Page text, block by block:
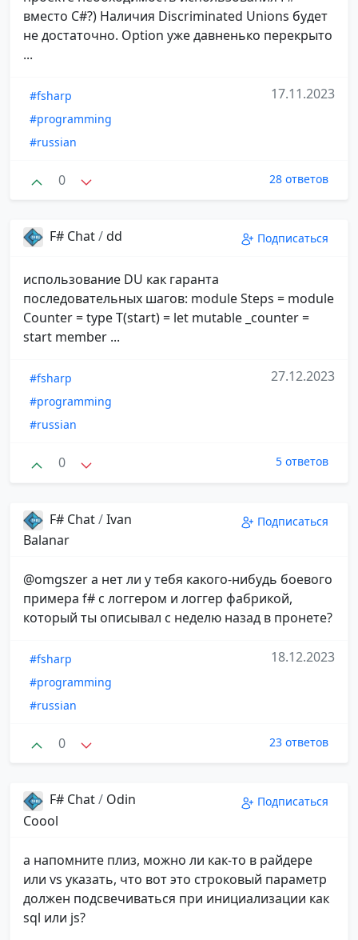
вместо C#?) Наличия Discriminated Unions будет
не достаточно. Option уже давненько перекрыто
...
#fsharp
#programming
#russian
17.11.2023
0 28 ответов
F# Chat/dd Подписаться
использование DU как гаранта
последовательных шагов: module Steps = module
Counter = type T(start) = let mutable _counter =
start member ...
#fsharp
#programming
#russian
27.12.2023
0 5 ответов
F# Chat/Ivan
Balanar
Подписаться
@omgszer а нет ли у тебя какого-нибудь боевого
примера f# с логгером и логгер фабрикой,
который ты описывал с неделю назад в пронете?
#fsharp
#programming
#russian
18.12.2023
0 23 ответов
F# Chat/ Odin
Coool
Подписаться
а напомните плиз, можно ли как-то в райдере
или vs указать, что вот это строковый параметр
должен подсвечиваться при инициализации как
sql или js?